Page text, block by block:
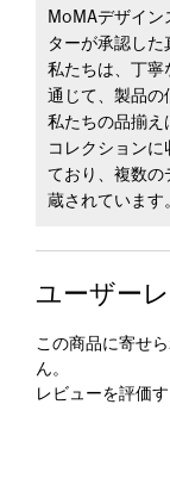
MoMAデザイン
ターが承認した
私たちは、丁寧
通じて、製品の
私たちの品揃え
コレクション
ており、複数
蔵されています
ユーザー
この商品に寄せ
ん。
レビューを評価